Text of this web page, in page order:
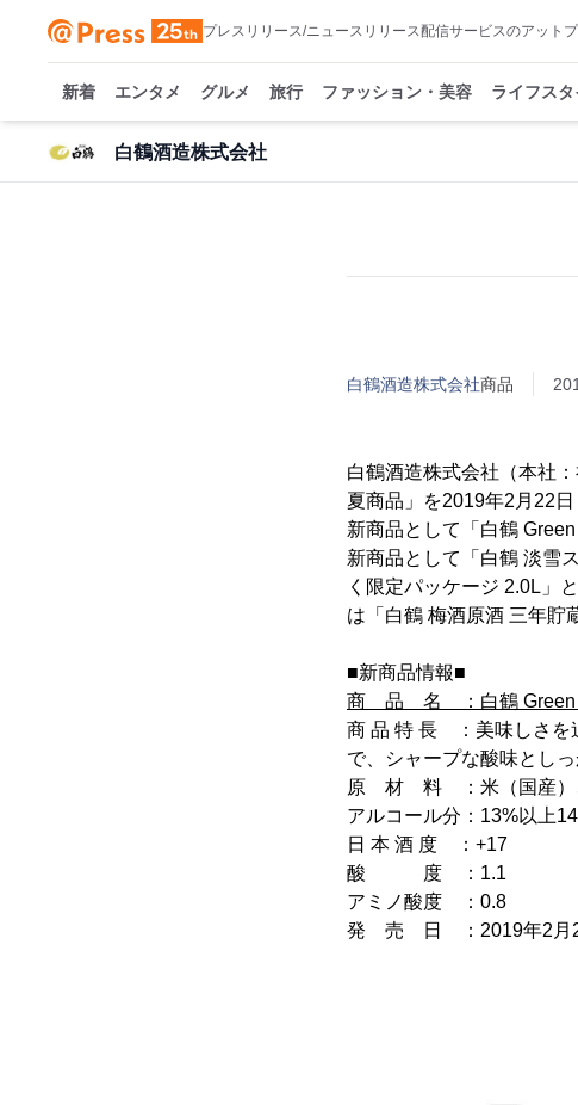
プレスリリース/ニュースリリース配信サービスのアット
新着 エンタメ グルメ 旅行 ファッション・美容 ライフス
白鶴酒造株式会社
白鶴酒造株式会社商品
白鶴酒造株式会社（本社
夏商品」を2019年2月22
新商品として「白鶴
新商品として「白鶴 淡雪
く限定パッケージ 2.0L」
は「白鶴 梅酒原酒 三年貯
■新商品情報■
商 品 名 ：白鶴 Green
商 品 特 長 ：美味しさを
で、シャープな酸味とし
原 材 料 ：米（国産）
アルコール分：13%以上
日 本 酒 度 ：+17
酸 度 ：1.1
アミノ酸度 ：0.8
発 売 日 ：2019年2月